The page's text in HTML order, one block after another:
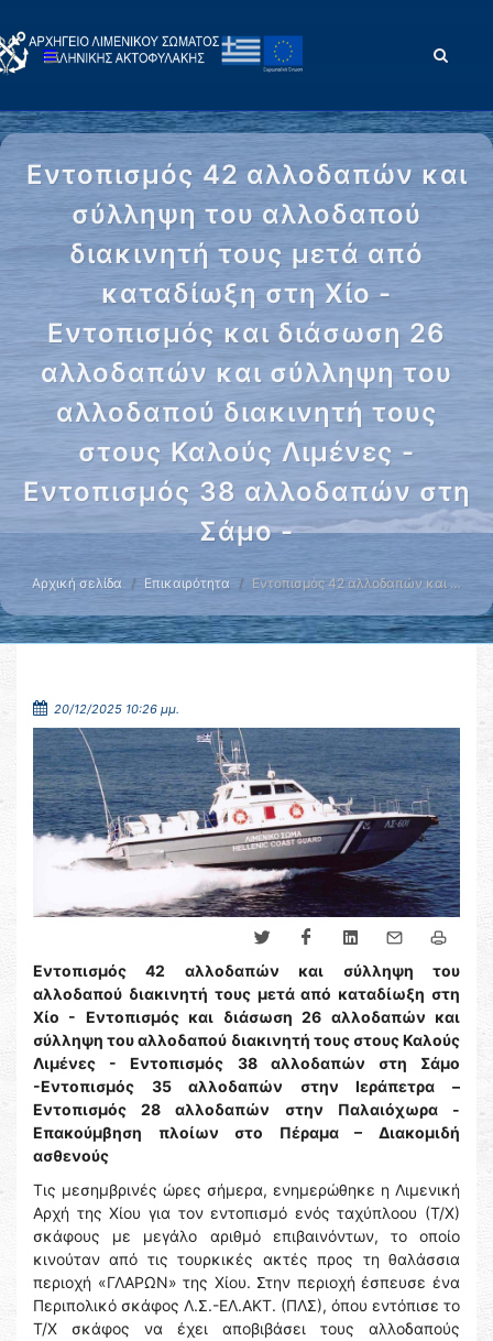
Εντοπισμός 42 αλλοδαπών και
σύλληψη του αλλοδαπού
διακινητή τους μετά από
καταδίωξη στη Χίο -
Εντοπισμός και διάσωση 26
αλλοδαπών και σύλληψη του
αλλοδαπού διακινητή τους
στους Καλούς Λιμένες -
Εντοπισμός 38 αλλοδαπών στη
Σάμο -
Αρχική σελίδα Επικαιρότητα Εντοπισμός 42 αλλοδαπών και …
20/12/2025 10:26 μμ.
Εντοπισμός 42 αλλοδαπών και σύλληψη του
αλλοδαπού διακινητή τους μετά από καταδίωξη στη
Χίο - Εντοπισμός και διάσωση 26 αλλοδαπών και
σύλληψη του αλλοδαπού διακινητή τους στους Καλούς
Λιμένες - Εντοπισμός 38 αλλοδαπών στη Σάμο
-Εντοπισμός 35 αλλοδαπών στην Ιεράπετρα –
Εντοπισμός 28 αλλοδαπών στην Παλαιόχωρα -
Επακούμβηση πλοίων στο Πέραμα – Διακομιδή
ασθενούς
Τις μεσημβρινές ώρες σήμερα, ενημερώθηκε η Λιμενική
Αρχή της Χίου για τον εντοπισμό ενός ταχύπλοου (Τ/Χ)
σκάφους με μεγάλο αριθμό επιβαινόντων, το οποίο
κινούταν από τις τουρκικές ακτές προς τη θαλάσσια
περιοχή «ΓΛΑΡΩΝ» της Χίου. Στην περιοχή έσπευσε ένα
Περιπολικό σκάφος Λ.Σ.-ΕΛ.ΑΚΤ. (ΠΛΣ), όπου εντόπισε το
Τ/Χ σκάφος να έχει αποβιβάσει τους αλλοδαπούς